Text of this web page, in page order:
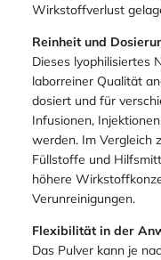
Wirkstoffverlust
Reinheit und
Dieses lyophilisiertes
laborreiner Qualität
dosiert und für
Infusionen,
werden. Im Vergleich
Füllstoffe und
höhere
Verunreinigungen.
Flexibilität in der
Das Pulver kann je